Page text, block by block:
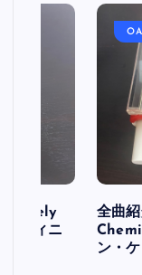
フィニ
全曲
ン・